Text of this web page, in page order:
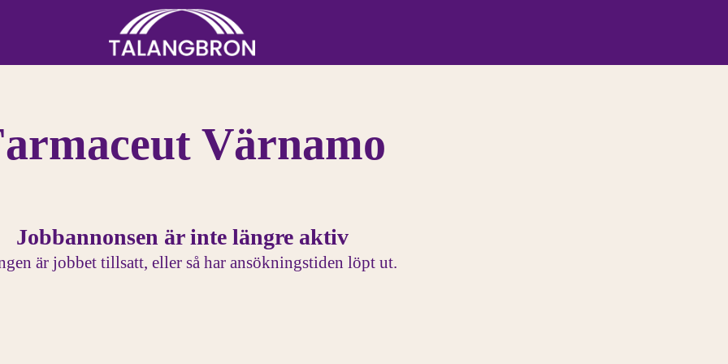
Värnamo
Jobbannonsen är inte längre aktiv
är jobbet tillsatt, eller så har ansökningstiden löpt ut.